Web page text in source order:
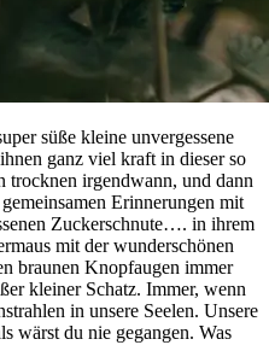
süße kleine unvergessene
ganz viel kraft in dieser so
irgendwann, und dann
Erinnerungen mit
Zuckerschnute…. in ihrem
mit der wunderschönen
braunen Knopfaugen immer
kleiner Schatz. Immer, wenn
in unsere Seelen. Unsere
wärst du nie gegangen. Was